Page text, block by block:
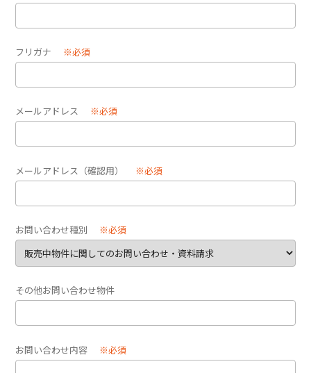
フリガナ ※必須
メールアドレス ※必須
メールアドレス（確認用） ※必須
お問い合わせ種別 ※必須
その他お問い合わせ物件
お問い合わせ内容 ※必須